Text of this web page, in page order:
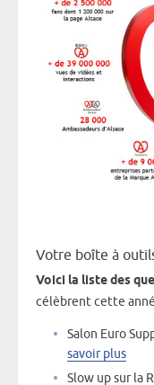
Votre boîte à
Voici la liste des
célèbrent cette
Salon Euro
savoir plus
Slow up sur la